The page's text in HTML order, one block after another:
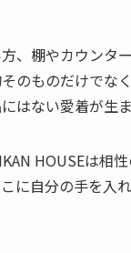
、棚やカウンタ
のものだけでな
はない愛着が生ま
HOUSEは相
に自分の手を入